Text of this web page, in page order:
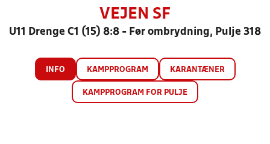
VEJEN SF
U11 Drenge C1 (15) 8:8 - Før ombrydning, Pulje 318
INFO KAMPPROGRAM KARANTÆNER
KAMPPROGRAM FOR PULJE